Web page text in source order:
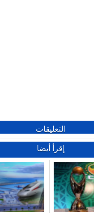
التعليقات
إقرأ أيضا